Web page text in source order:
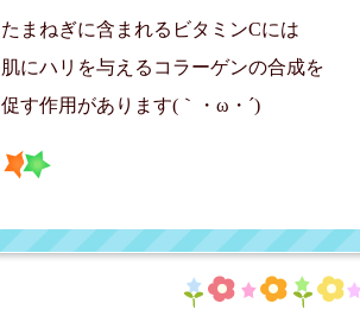
たまねぎに含まれるビタミンCには
肌にハリを与えるコラーゲンの合成を
促す作用があります(｀・ω・´)ゞ